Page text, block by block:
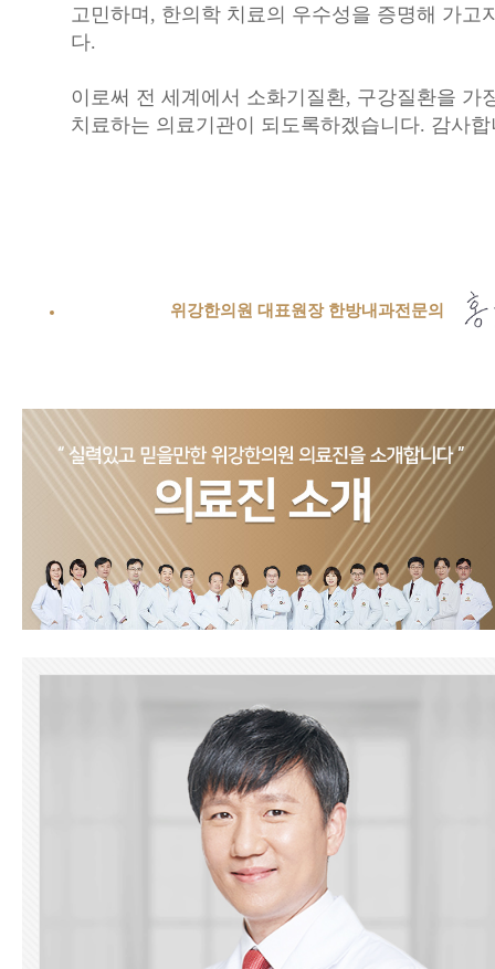
고민하며, 한의학 치료의 우수성을 증명해 가고
다.
이로써 전 세계에서 소화기질환, 구강질환을 가
치료하는 의료기관이 되도록하겠습니다. 감사
위강한의원 대표원장 한방내과전문의